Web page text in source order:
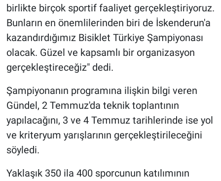
birlikte birçok sportif faaliyet gerçekleştiriyoruz.
Bunların en önemlilerinden biri de İskenderun'a
kazandırdığımız Bisiklet Türkiye Şampiyonası
olacak. Güzel ve kapsamlı bir organizasyon
gerçekleştireceğiz" dedi.
Şampiyonanın programına ilişkin bilgi veren
Gündel, 2 Temmuz'da teknik toplantının
yapılacağını, 3 ve 4 Temmuz tarihlerinde ise yol
ve kriteryum yarışlarının gerçekleştirileceğini
söyledi.
Yaklaşık 350 ila 400 sporcunun katılımının